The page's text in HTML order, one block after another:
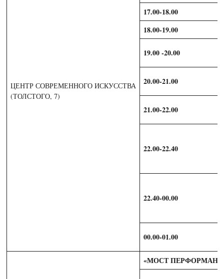
ЦЕНТР СОВРЕМЕННОГО ИСКУССТВА
(ТОЛСТОГО, 7)
17.00-18.00
18.00-19.00
19.00 -20.00
20.00-21.00
21.00-22.00
22.00-22.40
22.40-00.00
00.00-01.00
«МОСТ